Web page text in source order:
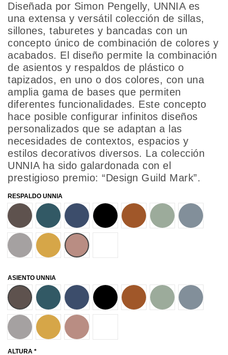
Diseñada por Simon Pengelly, UNNIA es
una extensa y versátil colección de sillas,
sillones, taburetes y bancadas con un
concepto único de combinación de colores y
acabados. El diseño permite la combinación
de asientos y respaldos de plástico o
tapizados, en uno o dos colores, con una
amplia gama de bases que permiten
diferentes funcionalidades. Este concepto
hace posible configurar infinitos diseños
personalizados que se adaptan a las
necesidades de contextos, espacios y
estilos decorativos diversos. La colección
UNNIA ha sido galardonada con el
prestigioso premio: “Design Guild Mark”.
RESPALDO UNNIA
M56
B40 B36 B00 M38 V16 B44
G42 Y62 P70
ASIENTO UNNIA
M56
B40 B36 B00 M38 V16 B44
G42 Y62 P70
ALTURA *